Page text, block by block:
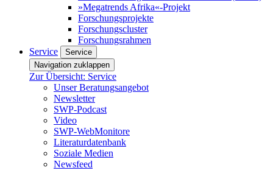
»Megatrends Afrika«-Projekt
Forschungsprojekte
Forschungscluster
Forschungsrahmen
Service
Service
Navigation zuklappen
Zur Übersicht: Service
Unser Beratungsangebot
Newsletter
SWP-Podcast
Video
SWP-WebMonitore
Literaturdatenbank
Soziale Medien
Newsfeed